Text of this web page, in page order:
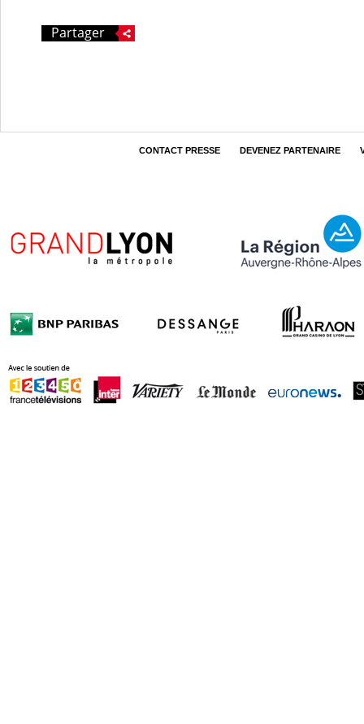
Partager
CONTACT PRESSE DEVENEZ PARTENAIRE